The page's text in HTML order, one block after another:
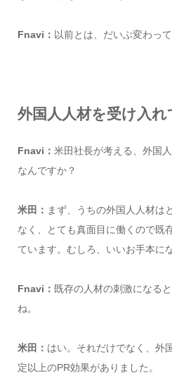
Fnavi： 以前とは、だいぶ変わっ
外国人人材を受け入
Fnavi： 米田社長が考える、外国
なんですか？
米田： まず、うちの外国人人材は
なく、とても真面目に働くので既
ています。むしろ、いいお手本に
Fnavi： 既存の人材の刺激になる
ね。
米田： はい。それだけでなく、外
定以上のPR効果がありました。